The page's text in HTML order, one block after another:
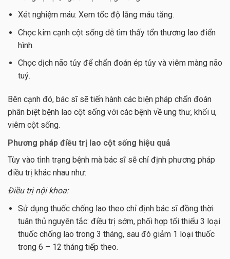
Xét nghiệm máu: Xem tốc độ lắng máu tăng.
Chọc kim cạnh cột sống dễ tìm thấy tổn thương lao điển
hình.
Chọc dịch não tủy để chẩn đoán ép tủy và viêm màng não
tuỷ.
Bên cạnh đó, bác sĩ sẽ tiến hành các biện pháp chẩn đoán
phân biệt bệnh lao cột sống với các bệnh về ung thư, khối u,
viêm cột sống.
Phương pháp điều trị lao cột sống hiệu quả
Tùy vào tình trạng bệnh mà bác sĩ sẽ chỉ định phương pháp
điều trị khác nhau như:
Điều trị nội khoa:
Sử dụng thuốc chống lao theo chỉ định bác sĩ đồng thời
tuân thủ nguyên tắc: điều trị sớm, phối hợp tối thiểu 3 loại
thuốc chống lao trong 3 tháng, sau đó giảm 1 loại thuốc
trong 6 – 12 tháng tiếp theo.